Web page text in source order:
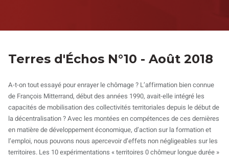
Terres d'Échos N°10 - Août 2018
A-t-on tout essayé pour enrayer le chômage ? L’affirmation bien connue
de François Mitterrand, début des années 1990, avait-elle intégré les
capacités de mobilisation des collectivités territoriales depuis le début de
la décentralisation ? Avec les montées en compétences de ces dernières
en matière de développement économique, d’action sur la formation et
l’emploi, nous pouvons nous apercevoir d’effets non négligeables sur les
territoires. Les 10 expérimentations « territoires 0 chômeur longue durée »